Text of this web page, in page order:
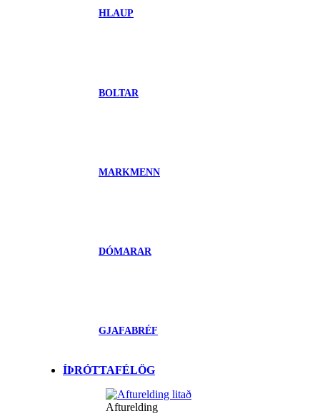
HLAUP
BOLTAR
MARKMENN
DÓMARAR
GJAFABRÉF
ÍÞRÓTTAFÉLÖG
Afturelding